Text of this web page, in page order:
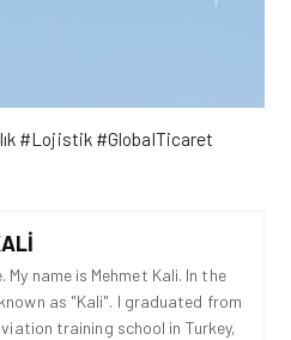
#Lojistik #GlobalTicaret
My name is Mehmet Kali. In the
as "Kali". I graduated from
training school in Turkey,